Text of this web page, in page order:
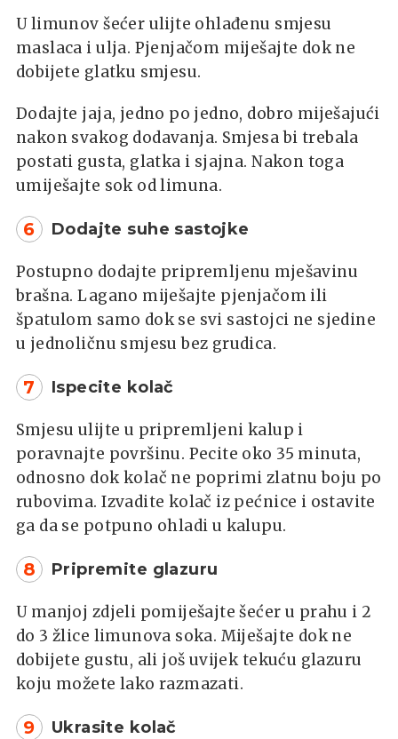
U limunov šećer ulijte ohlađenu smjesu
maslaca i ulja. Pjenjačom miješajte dok ne
dobijete glatku smjesu.
Dodajte jaja, jedno po jedno, dobro miješajući
nakon svakog dodavanja. Smjesa bi trebala
postati gusta, glatka i sjajna. Nakon toga
umiješajte sok od limuna.
6 Dodajte suhe sastojke
Postupno dodajte pripremljenu mješavinu
brašna. Lagano miješajte pjenjačom ili
špatulom samo dok se svi sastojci ne sjedine
u jednoličnu smjesu bez grudica.
7 Ispecite kolač
Smjesu ulijte u pripremljeni kalup i
poravnajte površinu. Pecite oko 35 minuta,
odnosno dok kolač ne poprimi zlatnu boju po
rubovima. Izvadite kolač iz pećnice i ostavite
ga da se potpuno ohladi u kalupu.
8 Pripremite glazuru
U manjoj zdjeli pomiješajte šećer u prahu i 2
do 3 žlice limunova soka. Miješajte dok ne
dobijete gustu, ali još uvijek tekuću glazuru
koju možete lako razmazati.
9 Ukrasite kolač